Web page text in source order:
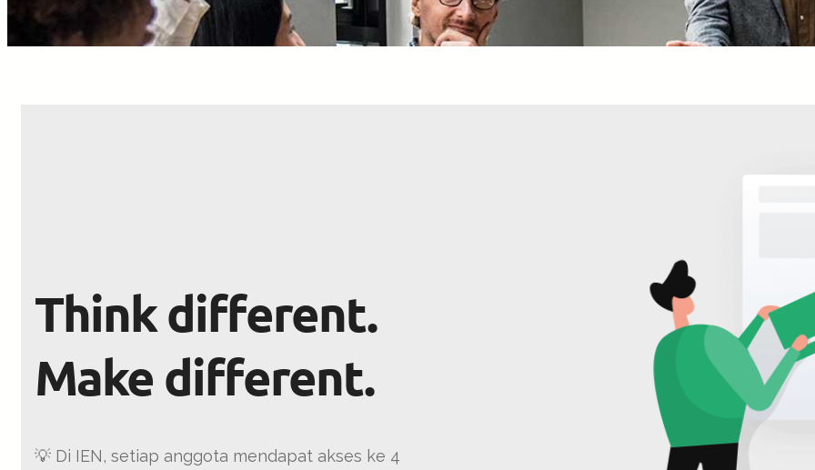
Think different.
Make different.
💡 Di IEN, setiap anggota mendapat akses ke 4